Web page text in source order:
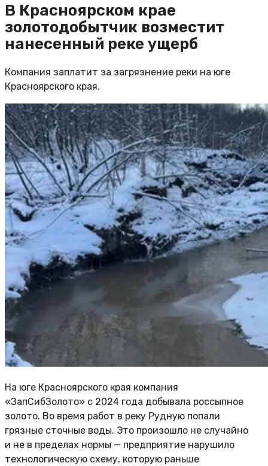
В Красноярском крае
золотодобытчик возместит
нанесенный реке ущерб
Компания заплатит за загрязнение реки на юге
Красноярского края.
На юге Красноярского края компания
«ЗапСибЗолото» с 2024 года добывала россыпное
золото. Во время работ в реку Рудную попали
грязные сточные воды. Это произошло не случайно
и не в пределах нормы — предприятие нарушило
технологическую схему, которую раньше